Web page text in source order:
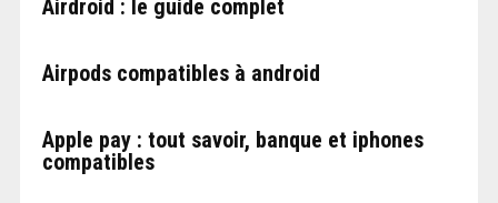
Airdroid : le guide complet
Airpods compatibles à android
Apple pay : tout savoir, banque et iphones
compatibles